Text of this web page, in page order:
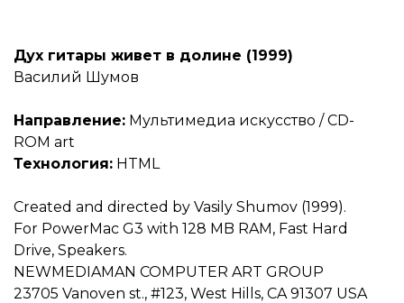
Дух гитары живет в долине (1999)
Василий Шумов
Направление: Мультимедиа искусство / CD-
ROM art
Технология: HTML
Created and directed by Vasily Shumov (1999).
For PowerMac G3 with 128 MB RAM, Fast Hard
Drive, Speakers.
NEWMEDIAMAN COMPUTER ART GROUP
23705 Vanoven st., #123, West Hills, CA 91307 USA